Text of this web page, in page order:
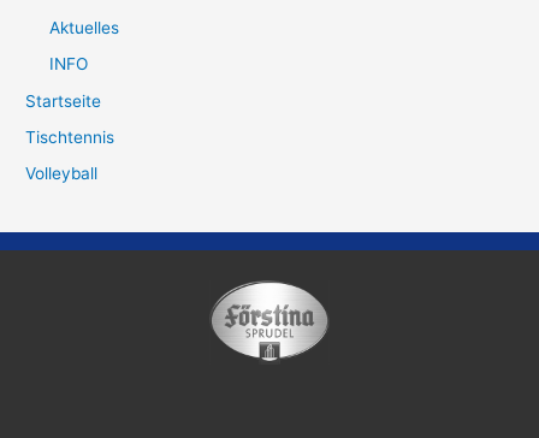
Aktuelles
INFO
Startseite
Tischtennis
Volleyball